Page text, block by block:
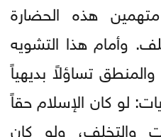
متهمين هذه الحضارة
وأمام هذا التشويه
تساؤلاً بديهياً
لو كان الإسلام حقاً
والتخلف، ولو كان